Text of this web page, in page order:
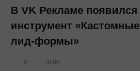
В VK Рекламе появился
инструмент «Кастомные
лид-формы»
0 3806